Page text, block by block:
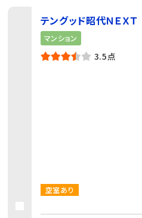
テングッド昭代ＮＥＸＴ
マンション
3.5点
空室あり